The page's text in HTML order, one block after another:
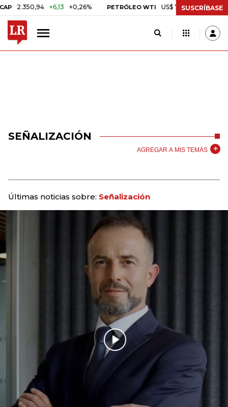
2.350,94 +6,13 +0,26% PETRÓLEO WTI US$ 78,01 US$ 2,92
SUSCRÍBASE
SEÑALIZACIÓN
AGREGAR A MIS TEMAS
Últimas noticias sobre: Señalización